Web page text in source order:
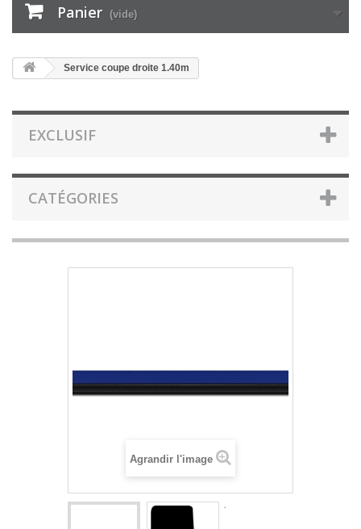
Panier (vide)
Service coupe droite 1.40m
EXCLUSIF
CATÉGORIES
Agrandir l'image